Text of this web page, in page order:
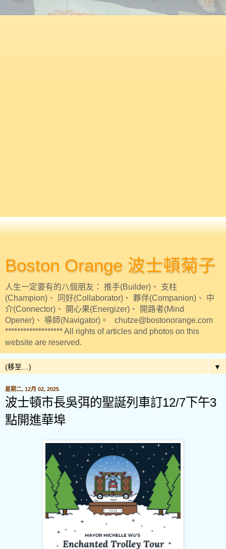
Boston Orange 波士頓菊子
人生一定要有的八個朋友： 推手(Builder)、 支柱
(Champion)、 同好(Collaborator)、 夥伴(Companion)、 中
介(Connector)、 開心果(Energizer)、 開路者(Mind
Opener)、 導師(Navigator)。 chutze@bostonorange.com
******************* All rights of articles and photos on this
website are reserved.
▼
星期二, 12月 02, 2025
波士頓市長吳弭的聖誕列車訂12/7下午3
點開進華埠